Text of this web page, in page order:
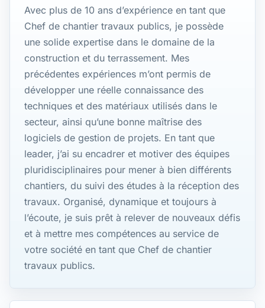
Avec plus de 10 ans d’expérience en tant que
Chef de chantier travaux publics, je possède
une solide expertise dans le domaine de la
construction et du terrassement. Mes
précédentes expériences m’ont permis de
développer une réelle connaissance des
techniques et des matériaux utilisés dans le
secteur, ainsi qu’une bonne maîtrise des
logiciels de gestion de projets. En tant que
leader, j’ai su encadrer et motiver des équipes
pluridisciplinaires pour mener à bien différents
chantiers, du suivi des études à la réception des
travaux. Organisé, dynamique et toujours à
l’écoute, je suis prêt à relever de nouveaux défis
et à mettre mes compétences au service de
votre société en tant que Chef de chantier
travaux publics.